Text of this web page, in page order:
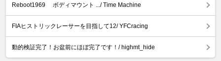
Reboot1969 ボディマウント .../ Time Machine
FIAヒストリックレーサーを目指して12/ YFCracing
動的検証完了！お盆前にほぼ完了です！/ highmt_hide